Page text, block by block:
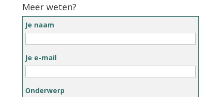
Meer weten?
Je naam
Je e-mail
Onderwerp